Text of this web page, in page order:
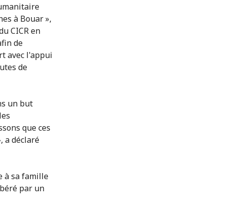
à Bouar »,
CICR en
de
avec l'appui
de
un but
que ces
a déclaré
à sa famille
par un